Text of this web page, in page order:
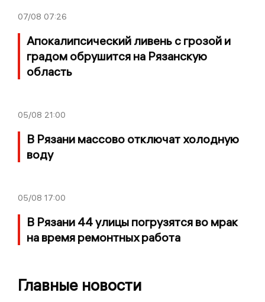
07/08 07:26
Апокалипсический ливень с грозой и
градом обрушится на Рязанскую
область
05/08 21:00
В Рязани массово отключат холодную
воду
05/08 17:00
В Рязани 44 улицы погрузятся во мрак
на время ремонтных работа
Главные новости